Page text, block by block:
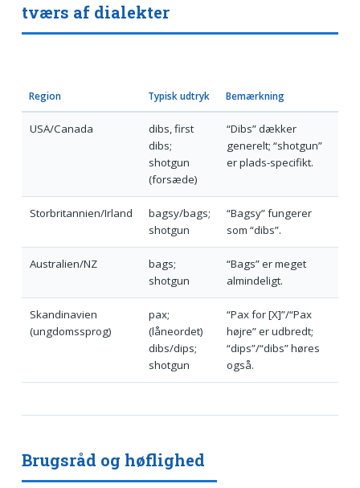
tværs af dialekter
Region Typisk udtryk Bemærkning
USA/Canada
dibs, first
dibs;
shotgun
(forsæde)
“Dibs” dækker
generelt; “shotgun”
er plads-specifikt.
Storbritannien/Irland
bagsy/bags;
shotgun
“Bagsy” fungerer
som “dibs”.
Australien/NZ
bags;
shotgun
“Bags” er meget
almindeligt.
Skandinavien
(ungdomssprog)
pax;
(låneordet)
dibs/dips;
shotgun
“Pax for [X]”/“Pax
højre” er udbredt;
“dips”/“dibs” høres
også.
Brugsråd og høflighed